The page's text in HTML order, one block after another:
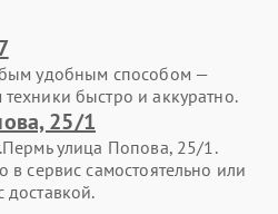
удобным способом —
быстро и аккуратно.
25/1
улица Попова, 25/1.
в сервис самостоятельно или